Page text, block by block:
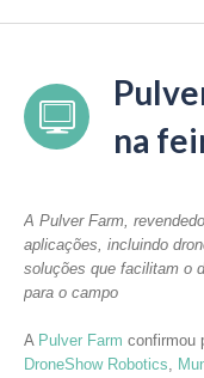
na
A Pulver Farm,
aplicações, incluindo
soluções que facilitam o
para o campo
A Pulver Farm confirmou
DroneShow Robotics,